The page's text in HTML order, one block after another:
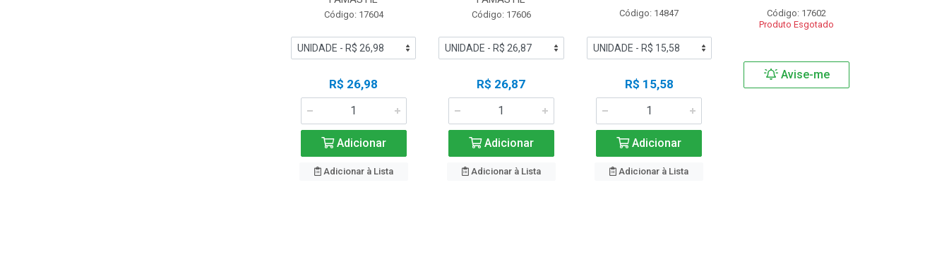
Código: 17604
R$ 26,98
Adicionar
Adicionar à Lista
Código: 17606
R$ 26,87
Adicionar
Adicionar à Lista
Código: 14847
R$ 15,58
Adicionar
Adicionar à Lista
Código: 17602
Produto Esgotado
Avise-me